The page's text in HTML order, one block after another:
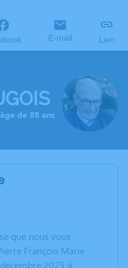
E-mail Lien
de 88 ans
que nous vous
François Marie
2025 à